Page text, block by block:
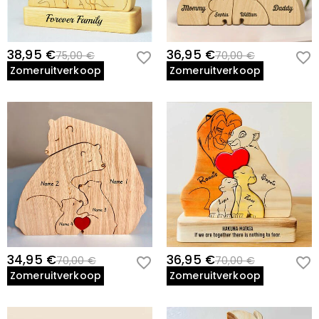
geretourneerd met uw geretourneerde artikel.
38,95 €75,00 €
Zomeruitverkoop
36,95 €70,00 €
Zomeruitverkoop
34,95 €70,00 €
Zomeruitverkoop
36,95 €70,00 €
Zomeruitverkoop